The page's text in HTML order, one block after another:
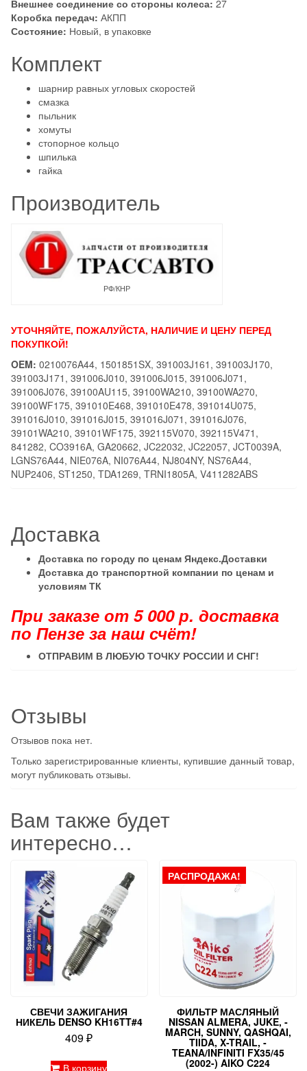
Внешнее соединение со стороны колеса: 27
Коробка передач: АКПП
Состояние: Новый, в упаковке
Комплект
шарнир равных угловых скоростей
смазка ­
пыльник
­хомуты
­стопорное кольцо
шпилька
гайка
Производитель
РФ/КНР
УТОЧНЯЙТЕ, ПОЖАЛУЙСТА, НАЛИЧИЕ И ЦЕНУ ПЕРЕД
ПОКУПКОЙ!
OEM: 0210076A44, 1501851SX, 391003J161, 391003J170,
391003J171, 391006J010, 391006J015, 391006J071,
391006J076, 39100AU115, 39100WA210, 39100WA270,
39100WF175, 391010E468, 391010E478, 391014U075,
391016J010, 391016J015, 391016J071, 391016J076,
39101WA210, 39101WF175, 392115V070, 392115V471,
841282, CO3916A, GA20662, JC22032, JC22057, JCT0039A,
LGNS76A44, NIE076A, NI076A44, NJ804NY, NS76A44,
NUP2406, ST1250, TDA1269, TRNI1805A, V411282ABS
Доставка
Доставка по городу по ценам Яндекс.Доставки
Доставка до транспортной компании по ценам и
условиям ТК
При заказе от 5 000 р. доставка
по Пензе за наш счёт!
ОТПРАВИМ В ЛЮБУЮ ТОЧКУ РОССИИ И СНГ!
Отзывы
Отзывов пока нет.
Только зарегистрированные клиенты, купившие данный товар,
могут публиковать отзывы.
Вам также будет
интересно…
СВЕЧИ ЗАЖИГАНИЯ
НИКЕЛЬ DENSO KH16TT#4
409₽
В корзину
РАСПРОДАЖА!
ФИЛЬТР МАСЛЯНЫЙ
NISSAN ALMERA, ­JUKE, ­
MARCH, ­SUNNY, ­QASHQAI,
­TIIDA, ­X-TRAIL, ­
TEANA/INFINITI FX35/45
(2002-) AIKO C224